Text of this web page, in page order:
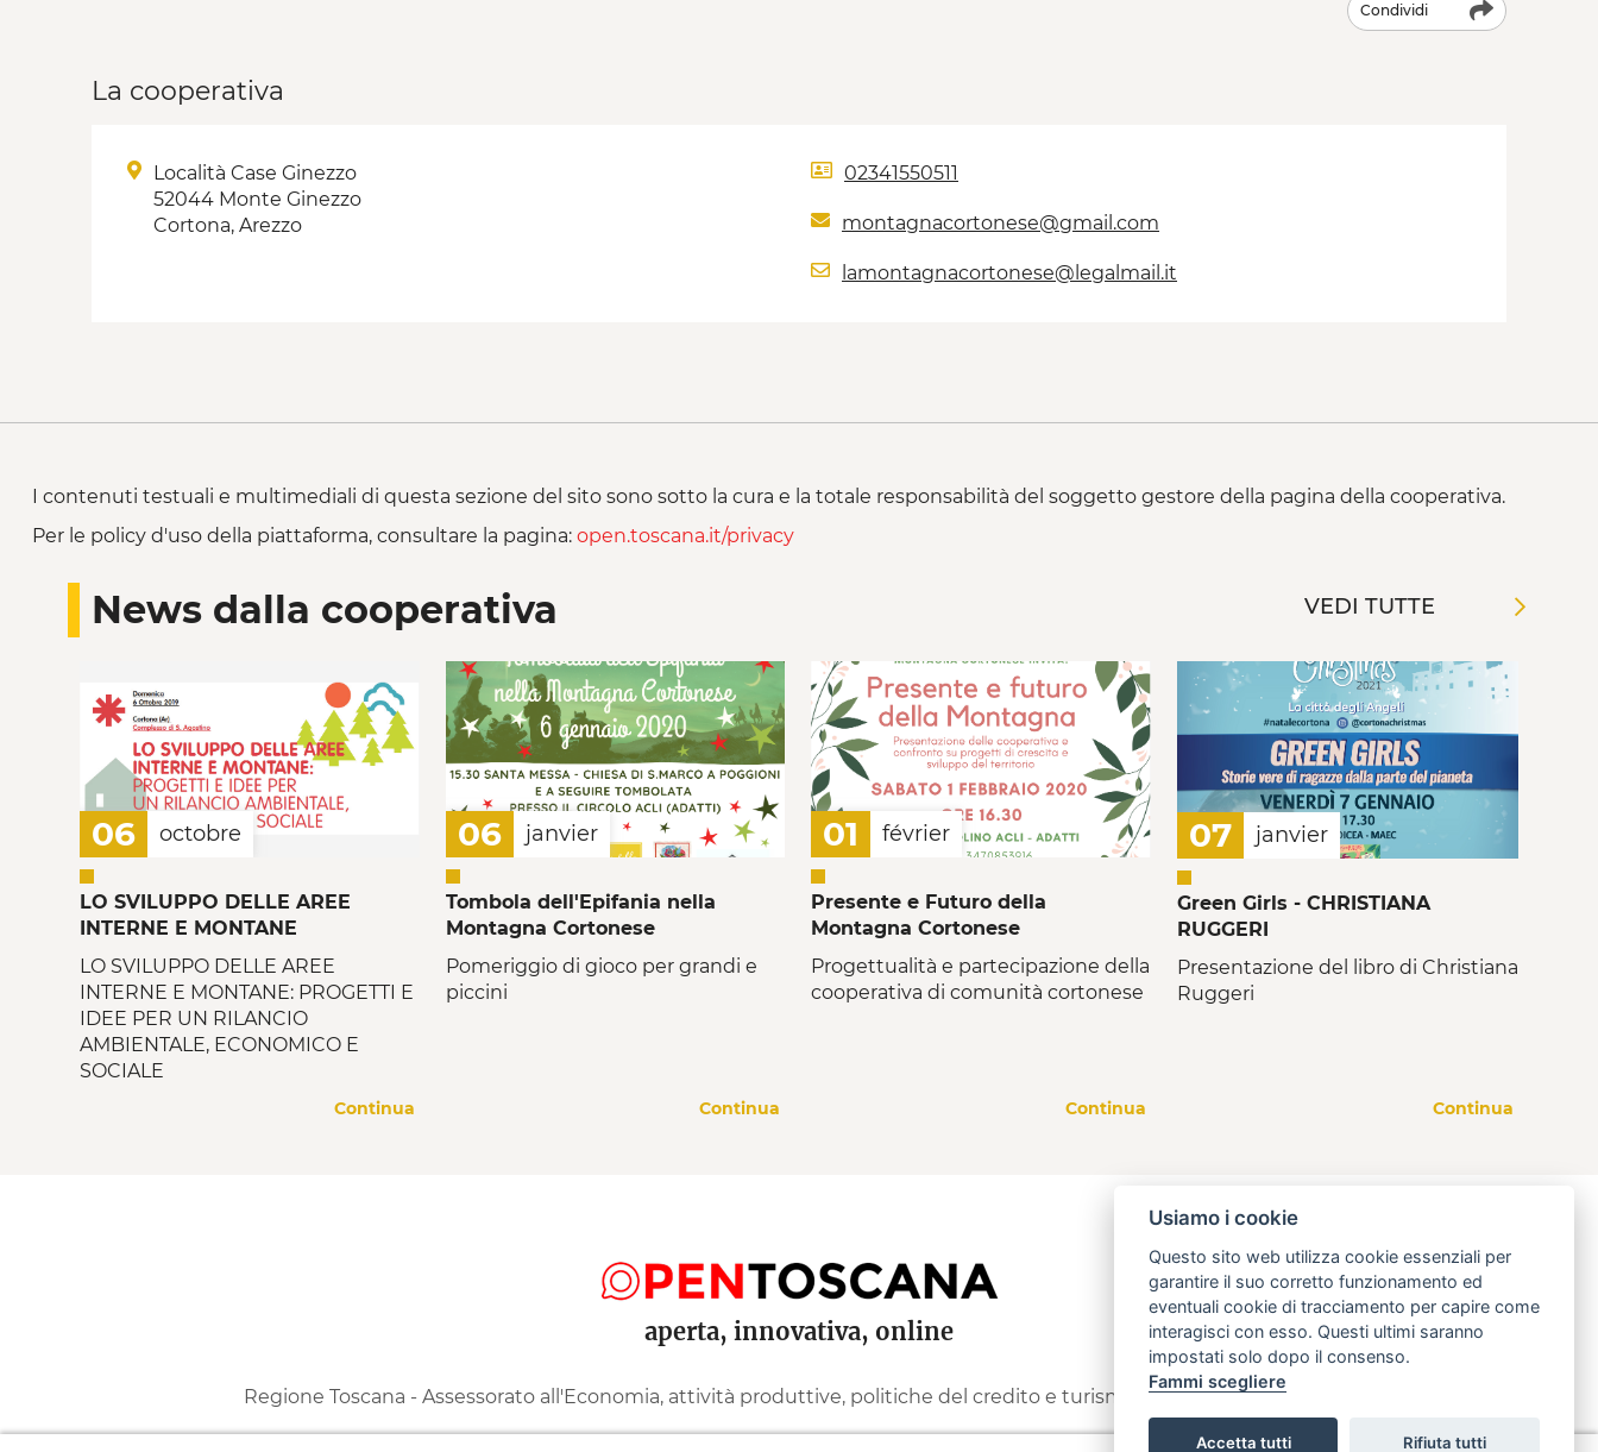
Condividi
La cooperativa
Località Case Ginezzo
52044 Monte Ginezzo
Cortona, Arezzo
02341550511
montagnacortonese@gmail.com
lamontagnacortonese@legalmail.it
I contenuti testuali e multimediali di questa sezione del sito sono sotto la cura e la totale responsabilità del soggetto gestore della pagina della cooperativa.
Per le policy d'uso della piattaforma, consultare la pagina: open.toscana.it/privacy
News dalla cooperativa VEDI TUTTE
06 octobre
LO SVILUPPO DELLE AREE
INTERNE E MONTANE
LO SVILUPPO DELLE AREE
INTERNE E MONTANE: PROGETTI E
IDEE PER UN RILANCIO
AMBIENTALE, ECONOMICO E
SOCIALE
Continua
06 janvier
Tombola dell'Epifania nella
Montagna Cortonese
Pomeriggio di gioco per grandi e
piccini
Continua
01 février
Presente e Futuro della
Montagna Cortonese
Progettualità e partecipazione della
cooperativa di comunità cortonese
Continua
07 janvier
Green Girls - CHRISTIANA
RUGGERI
Presentazione del libro di Christiana
Ruggeri
Continua
aperta, innovativa, online
Regione Toscana - Assessorato all'Economia, attività produttive, politiche del credito e turismo info@open.toscana.it
Usiamo i cookie
Questo sito web utilizza cookie essenziali per
garantire il suo corretto funzionamento ed
eventuali cookie di tracciamento per capire come
interagisci con esso. Questi ultimi saranno
impostati solo dopo il consenso.
Fammi scegliere
Accetta tutti Rifiuta tutti